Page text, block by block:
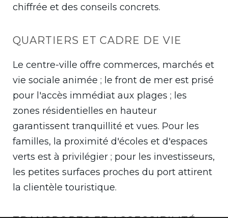
chiffrée et des conseils concrets.
QUARTIERS ET CADRE DE VIE
Le centre-ville offre commerces, marchés et
vie sociale animée ; le front de mer est prisé
pour l'accès immédiat aux plages ; les
zones résidentielles en hauteur
garantissent tranquillité et vues. Pour les
familles, la proximité d'écoles et d'espaces
verts est à privilégier ; pour les investisseurs,
les petites surfaces proches du port attirent
la clientèle touristique.